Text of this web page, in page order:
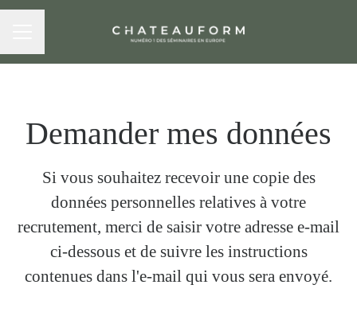
Demander mes données
Si vous souhaitez recevoir une copie des
données personnelles relatives à votre
recrutement, merci de saisir votre adresse e-mail
ci-dessous et de suivre les instructions
contenues dans l'e-mail qui vous sera envoyé.